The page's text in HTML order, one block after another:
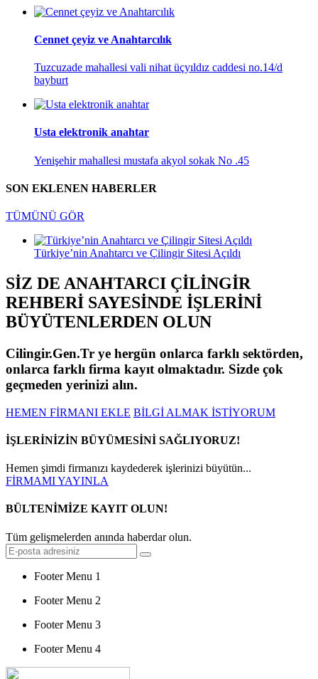
Cennet çeyiz ve Anahtarcılık
Tuzcuzade mahallesi vali nihat üçyıldız caddesi no.14/d
bayburt
Usta elektronik anahtar
Yenişehir mahallesi mustafa akyol sokak No .45
SON EKLENEN HABERLER
TÜMÜNÜ GÖR
Türkiye’nin Anahtarcı ve Çilingir Sitesi Açıldı
SİZ DE ANAHTARCI ÇİLİNGİR
REHBERİ SAYESİNDE İŞLERİNİ
BÜYÜTENLERDEN OLUN
Cilingir.Gen.Tr ye hergün onlarca farklı sektörden,
onlarca farklı firma kayıt olmaktadır. Sizde çok
geçmeden yerinizi alın.
HEMEN FİRMANI EKLE BİLGİ ALMAK İSTİYORUM
İŞLERİNİZİN BÜYÜMESİNİ SAĞLIYORUZ!
Hemen şimdi firmanızı kaydederek işlerinizi büyütün...
FİRMAMI YAYINLA
BÜLTENİMİZE KAYIT OLUN!
Tüm gelişmelerden anında haberdar olun.
Footer Menu 1
Footer Menu 2
Footer Menu 3
Footer Menu 4